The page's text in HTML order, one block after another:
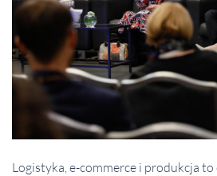
Logistyka, e-commerce i produkcja